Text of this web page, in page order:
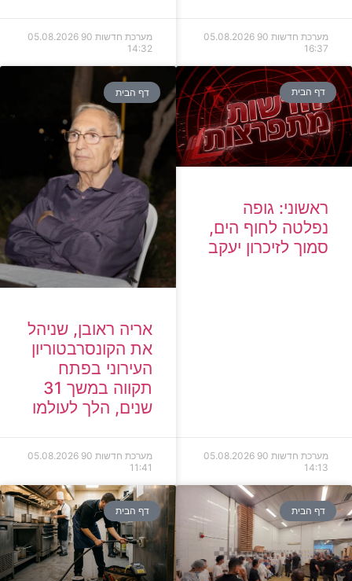
מערכת חדשות 90
05.08.2026
16:37
מערכת חדשות 90
05.08.2026
14:32
דף הבית
ראשוני: גופה
נפלטה לחוף הים,
סמוך לזיכרון יעקב
מערכת חדשות 90
05.08.2026
14:13
דף הבית
אריה ראובן, שניהל
את הקונסרבטוריון
העירוני בפתח
תקווה במשך 31
שנים, הלך לעולמו
מערכת חדשות 90
05.08.2026
11:41
דף הבית דף הבית